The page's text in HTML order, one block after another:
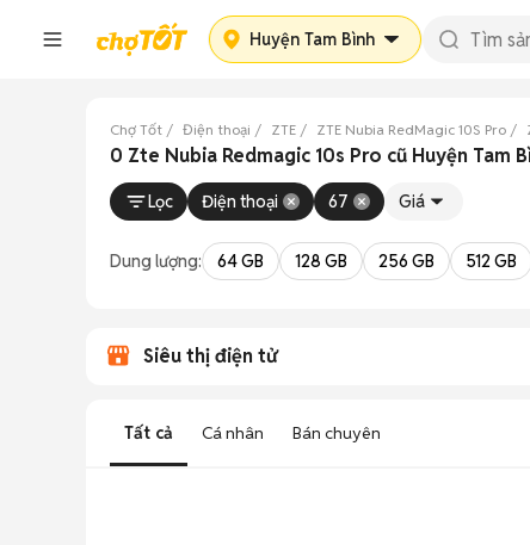
Huyện Tam Bình
Chợ Tốt Điện thoại ZTE ZTE Nubia RedMagic 10S Pro
0 Zte Nubia Redmagic 10s Pro cũ Huyện Tam
Lọc Điện thoại 67 Giá
Dung lượng: 64 GB 128 GB 256 GB 512 GB
Siêu thị điện tử
Tất cả Cá nhân Bán chuyên